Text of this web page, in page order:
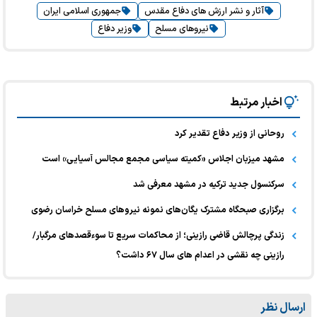
آثار و نشر ارزش های دفاع مقدس
جمهوری اسلامی ایران
نیروهای مسلح
وزیر دفاع
اخبار مرتبط
روحانی از وزیر دفاع تقدیر کرد
مشهد میزبان اجلاس «کمیته سیاسی مجمع مجالس آسیایی» است
سرکنسول جدید ترکیه در مشهد معرفی شد
برگزاری صبحگاه مشترک یگان‌های نمونه نیرو‌های مسلح خراسان رضوی
زندگی پرچالش قاضی رازینی؛ از محاکمات سریع تا سوءقصدهای مرگبار/
رازینی چه نقشی در اعدام های سال ۶۷ داشت؟
ارسال نظر